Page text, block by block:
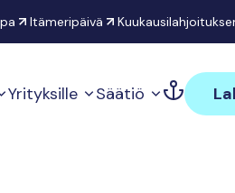
Itämeripäivä
Yrityksille Säätiö